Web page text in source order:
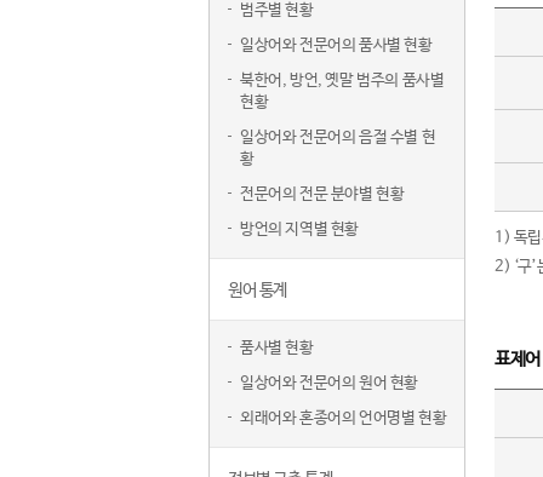
범주별 현황
일상어와 전문어의 품사별 현황
북한어, 방언, 옛말 범주의 품사별
현황
일상어와 전문어의 음절 수별 현
황
전문어의 전문 분야별 현황
방언의 지역별 현황
원어 통계
품사별 현황
일상어와 전문어의 원어 현황
외래어와 혼종어의 언어명별 현황
1) 독립
2) ‘구
표제